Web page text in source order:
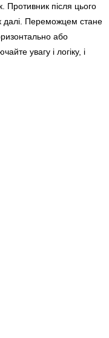
Противник після цього
далі. Переможцем стане
або
увагу і логіку, і